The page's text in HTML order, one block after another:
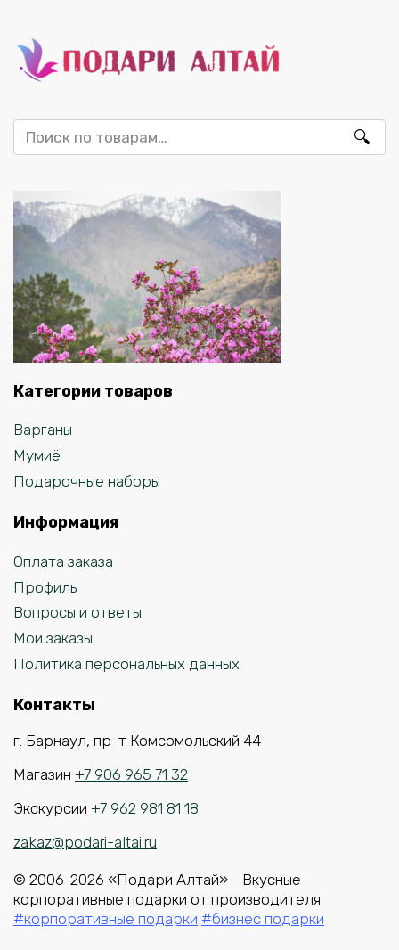
Искать:
Категории товаров
Варганы
Мумиё
Подарочные наборы
Информация
Оплата заказа
Профиль
Вопросы и ответы
Мои заказы
Политика персональных данных
Контакты
г. Барнаул, пр-т Комсомольский 44
Магазин +7 906 965 71 32
Экскурсии +7 962 981 81 18
zakaz@podari-altai.ru
© 2006-2026 «Подари Алтай» - Вкусные
корпоративные подарки от производителя
#корпоративные подарки #бизнес подарки